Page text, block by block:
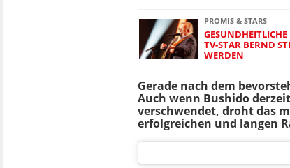
PROMIS & STARS
TV-STAR BERND
WERDEN
Gerade nach dem
Auch wenn Bushido
verschwendet, droht das
erfolgreichen und langen